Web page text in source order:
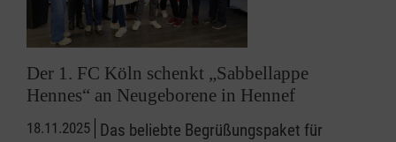
Der 1. FC Köln schenkt „Sabbellappe
Hennes“ an Neugeborene in Hennef
18.11.2025 Das beliebte Begrüßungspaket für